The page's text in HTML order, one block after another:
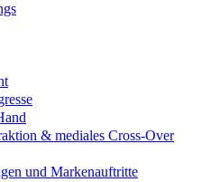
& mediales Cross-Over
und Markenauftritte